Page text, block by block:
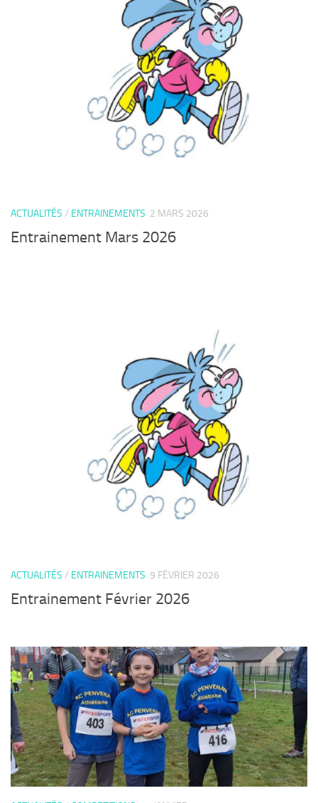
ACTUALITÉS / ENTRAINEMENTS 2 MARS 2026
Entrainement Mars 2026
ACTUALITÉS / ENTRAINEMENTS 9 FÉVRIER 2026
Entrainement Février 2026